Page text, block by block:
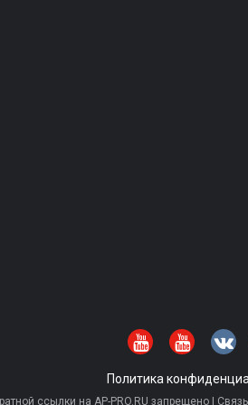
Политика
ссылки на AP-PRO.RU запрещено |